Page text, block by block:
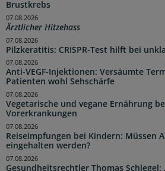
Brustkrebs
Ärztlicher Hitzehass
07.08.2026
Pilzkeratitis: CRISPR-Test hilft bei
07.08.2026
Anti-VEGF-Injektionen: Versäumte
Patienten wohl Sehschärfe
07.08.2026
Vegetarische und vegane Ernährung
Vorerkrankungen
07.08.2026
Reiseimpfungen bei Kindern: Müssen
eingehalten werden?
07.08.2026
Gesundheitsrechtler Thomas
07.08.2026